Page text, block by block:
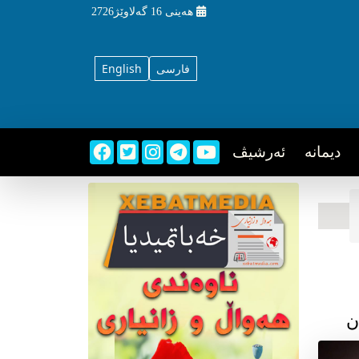
هه‌ینی 16 گه‌لاوێژ2726
English فارسی
دیمانه ئه‌رشیڤ